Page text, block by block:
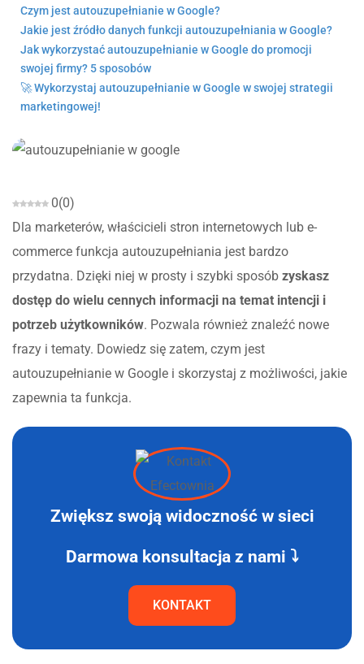
0(0)
Dla marketerów, właścicieli stron internetowych lub e-
commerce funkcja autouzupełniania jest bardzo
przydatna. Dzięki niej w prosty i szybki sposób zyskasz
dostęp do wielu cennych informacji na temat intencji i
potrzeb użytkowników. Pozwala również znaleźć nowe
frazy i tematy. Dowiedz się zatem, czym jest
autouzupełnianie w Google i skorzystaj z możliwości, jakie
zapewnia ta funkcja.
Zwiększ swoją widoczność w sieci
Darmowa konsultacja z nami ⤵
KONTAKT
Czym jest autouzupełnianie w Google?
Jakie jest źródło danych funkcji autouzupełniania w Google?
Jak wykorzystać autouzupełnianie w Google do promocji
swojej firmy? 5 sposobów
🚀 Wykorzystaj autouzupełnianie w Google w swojej strategii
marketingowej!